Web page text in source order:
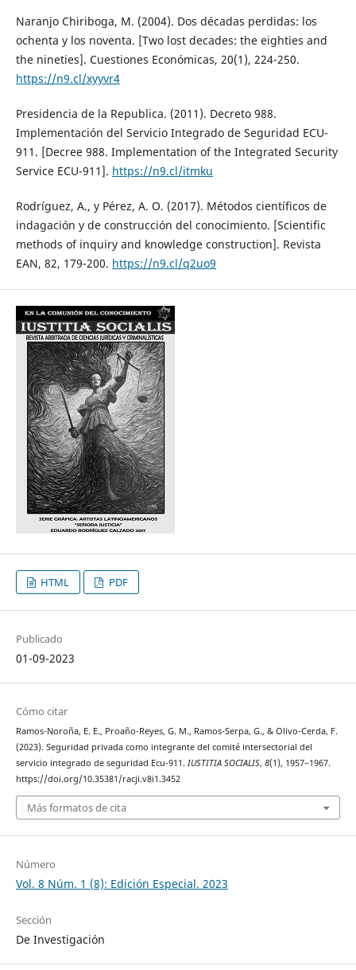
Naranjo Chiriboga, M. (2004). Dos décadas perdidas: los
ochenta y los noventa. [Two lost decades: the eighties and
the nineties]. Cuestiones Económicas, 20(1), 224-250.
https://n9.cl/xyyvr4
Presidencia de la Republica. (2011). Decreto 988.
Implementación del Servicio Integrado de Seguridad ECU-
911. [Decree 988. Implementation of the Integrated Security
Service ECU-911]. https://n9.cl/itmku
Rodríguez, A., y Pérez, A. O. (2017). Métodos científicos de
indagación y de construcción del conocimiento. [Scientific
methods of inquiry and knowledge construction]. Revista
EAN, 82, 179-200. https://n9.cl/q2uo9
HTML PDF
Publicado
01-09-2023
Cómo citar
Ramos-Noroña, E. E., Proaño-Reyes, G. M., Ramos-Serpa, G., & Olivo-Cerda, F.
(2023). Seguridad privada como integrante del comité intersectorial del
servicio integrado de seguridad Ecu-911. IUSTITIA SOCIALIS, 8(1), 1957–1967.
https://doi.org/10.35381/racji.v8i1.3452
Más formatos de cita
Número
Vol. 8 Núm. 1 (8): Edición Especial. 2023
Sección
De Investigación